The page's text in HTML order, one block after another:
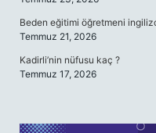
Beden eğitimi öğretmeni
Temmuz 21, 2026
Kadirli’nin nüfusu kaç ?
Temmuz 17, 2026